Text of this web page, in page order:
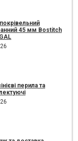
45 мм Bostitch
перила та